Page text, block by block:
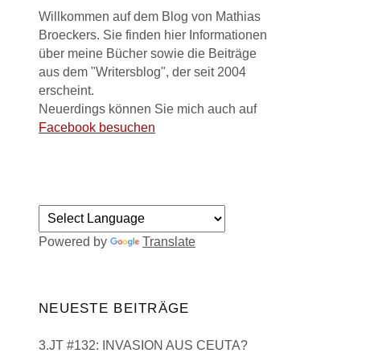
Willkommen auf dem Blog von Mathias
Broeckers. Sie finden hier Informationen
über meine Bücher sowie die Beiträge
aus dem "Writersblog", der seit 2004
erscheint.
Neuerdings können Sie mich auch auf
Facebook besuchen
Powered by Translate
NEUESTE BEITRÄGE
3.JT #132: INVASION AUS CEUTA?